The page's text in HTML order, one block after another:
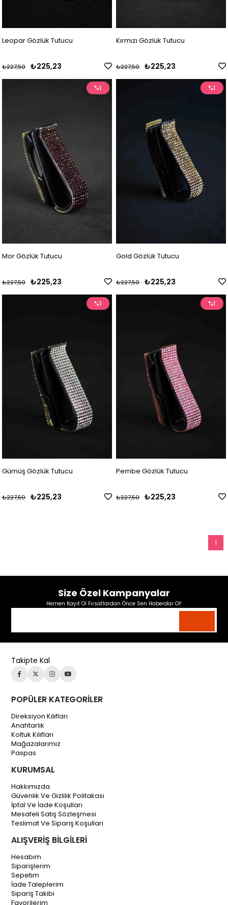
Leopar Gözlük Tutucu
₺225,23
₺227,50
Kırmızı Gözlük Tutucu
₺225,23
₺227,50
Mor Gözlük Tutucu
₺225,23
₺227,50
%1
Gold Gözlük Tutucu
₺225,23
₺227,50
%1
Gümüş Gözlük Tutucu
₺225,23
₺227,50
%1
Pembe Gözlük Tutucu
₺225,23
₺227,50
%1
1
Size Özel Kampanyalar
Hemen Kayıt Ol Fırsatlardan Önce Sen Haberdar Ol!
Takipte Kal
POPÜLER KATEGORİLER
Direksiyon Kılıfları
Anahtarlık
Koltuk Kılıfları
Mağazalarımız
Paspas
KURUMSAL
Hakkımızda
Güvenlik Ve Gizlilik Politakası
İptal Ve İade Koşulları
Mesafeli Satış Sözleşmesi
Teslimat Ve Sipariş Koşulları
ALIŞVERİŞ BİLGİLERİ
Hesabım
Siparişlerim
Sepetim
İade Taleplerim
Sipariş Takibi
Favorilerim